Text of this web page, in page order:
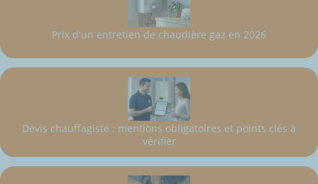
Prix d'un entretien de chaudière gaz en 2026
Devis chauffagiste : mentions obligatoires et points clés à
vérifier